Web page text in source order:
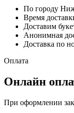
По городу
Время
Доставим
Анонимная
Доставка по
Оплата
Онлайн
При оформлении